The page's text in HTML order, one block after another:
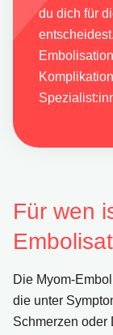
du dich für
Für wen
Die Myom-
die unter
Schmerzen oder